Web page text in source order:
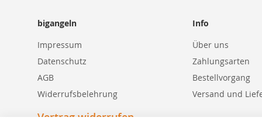
bigangeln
Impressum
Datenschutz
AGB
Widerrufsbelehrung
Vertrag widerrufen
Info
Über uns
Zahlungsarten
Bestellvorgang
Versand und